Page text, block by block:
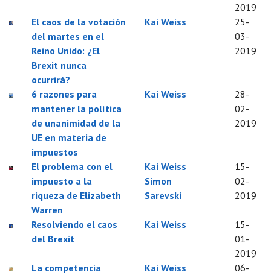
2019
El caos de la votación
del martes en el
Reino Unido: ¿El
Brexit nunca
ocurrirá?
Kai Weiss
25-
03-
2019
6 razones para
mantener la política
de unanimidad de la
UE en materia de
impuestos
Kai Weiss
28-
02-
2019
El problema con el
impuesto a la
riqueza de Elizabeth
Warren
Kai Weiss
Simon
Sarevski
15-
02-
2019
Resolviendo el caos
del Brexit
Kai Weiss
15-
01-
2019
La competencia
Kai Weiss
06-